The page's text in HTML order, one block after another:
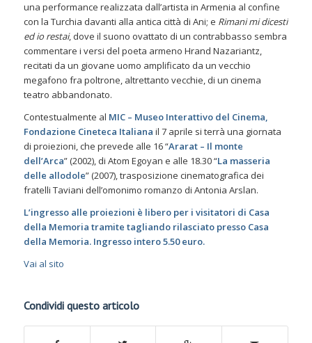
una performance realizzata dall’artista in Armenia al confine
con la Turchia davanti alla antica città di Ani; e Rimani mi dicesti
ed io restai, dove il suono ovattato di un contrabbasso sembra
commentare i versi del poeta armeno Hrand Nazariantz,
recitati da un giovane uomo amplificato da un vecchio
megafono fra poltrone, altrettanto vecchie, di un cinema
teatro abbandonato.
Contestualmente al MIC – Museo Interattivo del Cinema,
Fondazione Cineteca Italiana il 7 aprile si terrà una giornata
di proiezioni, che prevede alle 16 “Ararat – Il monte
dell’Arca” (2002), di Atom Egoyan e alle 18.30 “La masseria
delle allodole” (2007), trasposizione cinematografica dei
fratelli Taviani dell’omonimo romanzo di Antonia Arslan.
L’ingresso alle proiezioni è libero per i visitatori di Casa
della Memoria tramite tagliando rilasciato presso Casa
della Memoria. Ingresso intero 5.50 euro.
Vai al sito
Condividi questo articolo